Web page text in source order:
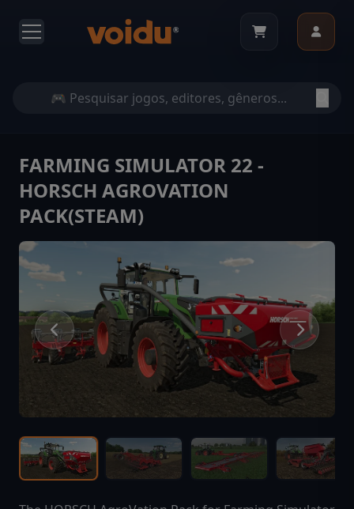
FARMING SIMULATOR 22 -
HORSCH AGROVATION
PACK(STEAM)